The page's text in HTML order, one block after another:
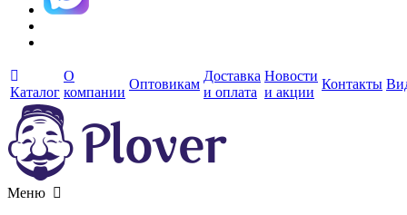
Каталог
О
компании
Оптовикам
Доставка
и оплата
Новости
и акции
Контакты
Меню